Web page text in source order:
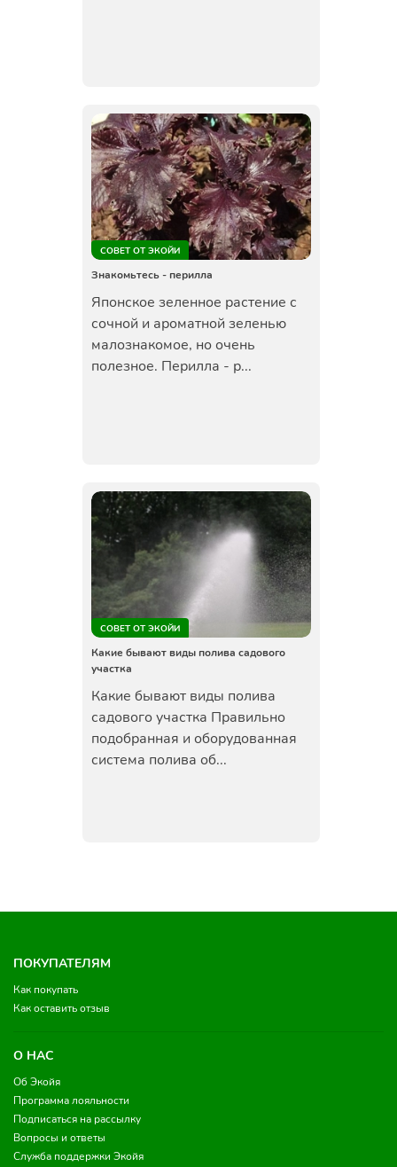
СОВЕТ ОТ ЭКОЙИ
Знакомьтесь - перилла
Японское зеленное растение с
сочной и ароматной зеленью
малознакомое, но очень
полезное. Перилла - р...
СОВЕТ ОТ ЭКОЙИ
Какие бывают виды полива садового
участка
Какие бывают виды полива
садового участка Правильно
подобранная и оборудованная
система полива об...
ПОКУПАТЕЛЯМ
Как покупать
Как оставить отзыв
О НАС
Об Экойя
Программа лояльности
Подписаться на рассылку
Вопросы и ответы
Служба поддержки Экойя